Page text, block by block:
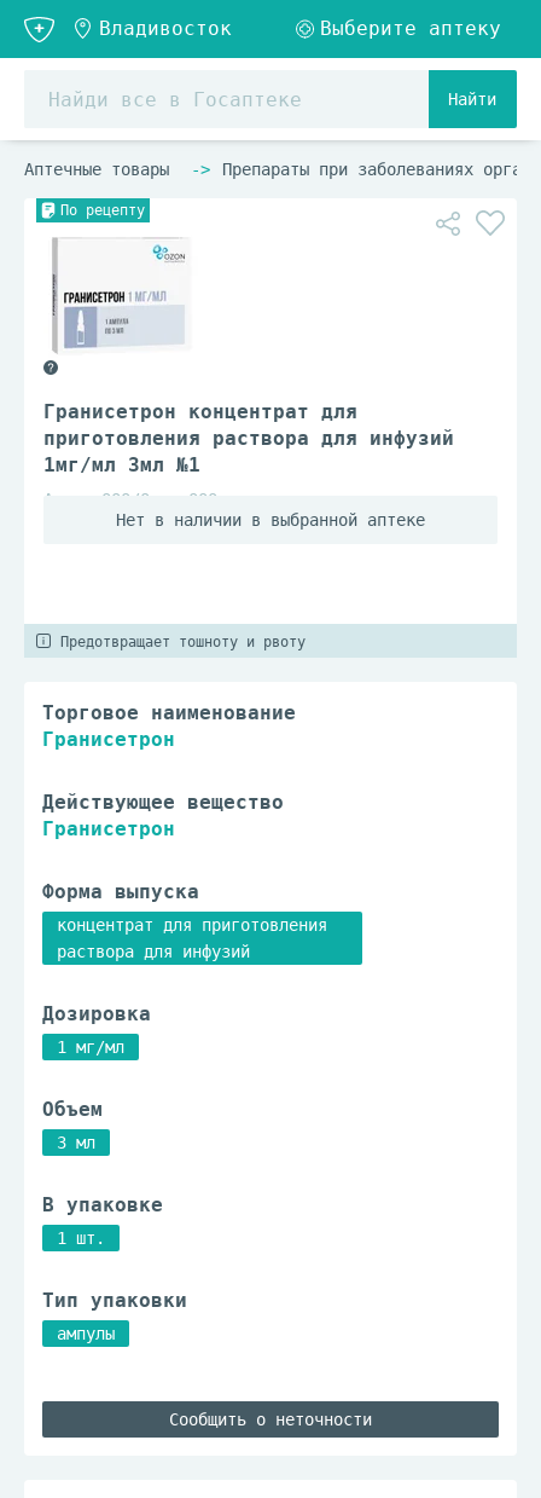
Найти
Аптечные товары Препараты при заболеваниях
По рецепту
Гранисетрон концентрат для
приготовления раствора для инфузий
1мг/мл 3мл №1
Атолл ООО/Озон ООО
Предотвращает тошноту и рвоту
Торговое наименование
Гранисетрон
Действующее вещество
Гранисетрон
Форма выпуска
концентрат для приготовления
раствора для инфузий
Дозировка
1 мг/мл
Объем
3 мл
В упаковке
1 шт.
Тип упаковки
ампулы
Сообщить о неточности